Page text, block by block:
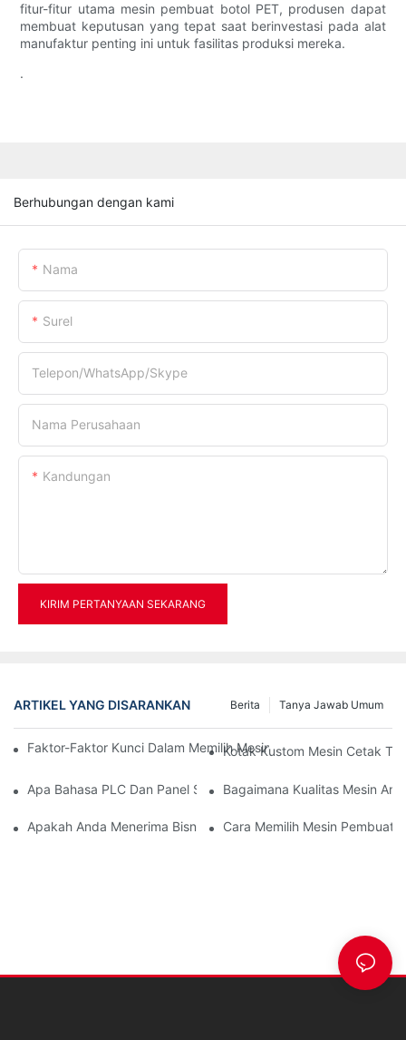
fitur-fitur utama mesin pembuat botol PET, produsen dapat
membuat keputusan yang tepat saat berinvestasi pada alat
manufaktur penting ini untuk fasilitas produksi mereka.
.
Berhubungan dengan kami
Nama
Surel
Telepon/WhatsApp/Skype
Nama Perusahaan
Kandungan
KIRIM PERTANYAAN SEKARANG
ARTIKEL YANG DISARANKAN Tanya Jawab Umum
Berita
Faktor-Faktor Kunci Dalam Memilih Mesin ISBM, SBM, Atau
Kotak Kustom Mesin Cetak
Apa Bahasa PLC Dan Panel Sentuh?Bagaimana Kualitas Mesin
Apakah Anda Menerima Bisnis OEM?Cara Memilih Mesin Pembuat